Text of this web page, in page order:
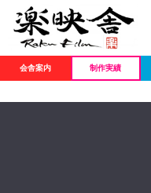
会舎案内 制作実績